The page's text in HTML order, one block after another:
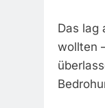
Das lag
wollten